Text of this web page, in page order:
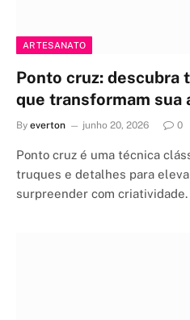
ARTESANATO
Ponto cruz: descubra
que transformam sua
By everton junho 20, 2026 0
Ponto cruz é uma técnica
truques e detalhes para
surpreender com criatividade.